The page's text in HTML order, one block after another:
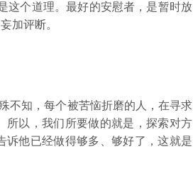
个道理。最好的安慰者，是暂时放
加评断。
知，每个被苦恼折磨的人，在寻求
所以，我们所要做的就是，探索对方
诉他已经做得够多、够好了，这就是